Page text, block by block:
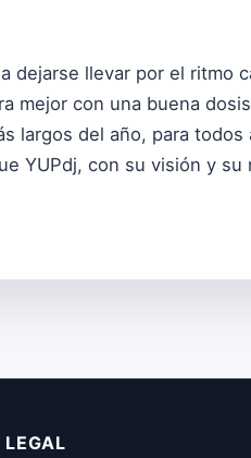
dejarse llevar por el ritmo
mejor con una buena
largos del año, para todos
YUPdj, con su visión y su
LEGAL